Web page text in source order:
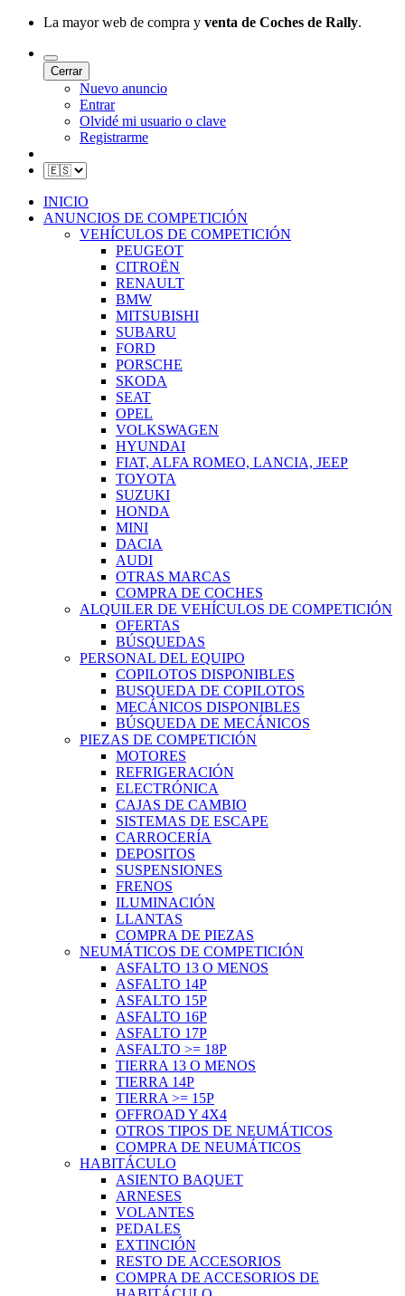
La mayor web de compra y venta de Coches de Rally.
Cerrar
Nuevo anuncio
Entrar
Olvidé mi usuario o clave
Registrarme
INICIO
ANUNCIOS DE COMPETICIÓN
VEHÍCULOS DE COMPETICIÓN
PEUGEOT
CITROËN
RENAULT
BMW
MITSUBISHI
SUBARU
FORD
PORSCHE
SKODA
SEAT
OPEL
VOLKSWAGEN
HYUNDAI
FIAT, ALFA ROMEO, LANCIA, JEEP
TOYOTA
SUZUKI
HONDA
MINI
DACIA
AUDI
OTRAS MARCAS
COMPRA DE COCHES
ALQUILER DE VEHÍCULOS DE COMPETICIÓN
OFERTAS
BÚSQUEDAS
PERSONAL DEL EQUIPO
COPILOTOS DISPONIBLES
BUSQUEDA DE COPILOTOS
MECÁNICOS DISPONIBLES
BÚSQUEDA DE MECÁNICOS
PIEZAS DE COMPETICIÓN
MOTORES
REFRIGERACIÓN
ELECTRÓNICA
CAJAS DE CAMBIO
SISTEMAS DE ESCAPE
CARROCERÍA
DEPOSITOS
SUSPENSIONES
FRENOS
ILUMINACIÓN
LLANTAS
COMPRA DE PIEZAS
NEUMÁTICOS DE COMPETICIÓN
ASFALTO 13 O MENOS
ASFALTO 14P
ASFALTO 15P
ASFALTO 16P
ASFALTO 17P
ASFALTO >= 18P
TIERRA 13 O MENOS
TIERRA 14P
TIERRA >= 15P
OFFROAD Y 4X4
OTROS TIPOS DE NEUMÁTICOS
COMPRA DE NEUMÁTICOS
HABITÁCULO
ASIENTO BAQUET
ARNESES
VOLANTES
PEDALES
EXTINCIÓN
RESTO DE ACCESORIOS
COMPRA DE ACCESORIOS DE